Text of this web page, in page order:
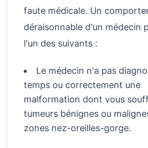
faute médicale. Un
déraisonnable d'un médecin
l'un des suivants :
Le médecin n'a pas
temps ou correctement une
malformation dont vous
tumeurs bénignes ou
zones nez-oreilles-gorge.